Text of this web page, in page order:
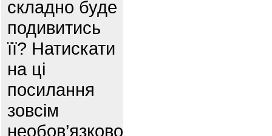
складно буде
подивитись
її? Натискати
на ці
посилання
зовсім
необов’язково